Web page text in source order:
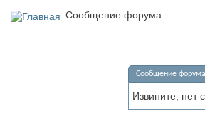
Сообщение форума
Сообщение форума
Извините, нет